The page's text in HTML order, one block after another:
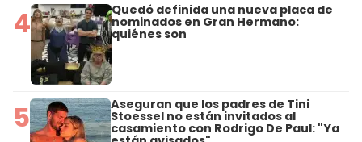
4 Quedó definida una nueva placa de
nominados en Gran Hermano:
quiénes son
5 Aseguran que los padres de Tini
Stoessel no están invitados al
casamiento con Rodrigo De Paul: "Ya